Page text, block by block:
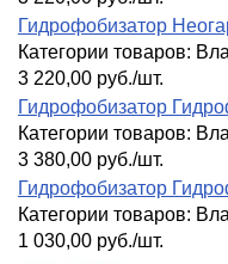
Гидрофобизатор
Категории товаров:
3 220,00 руб./шт.
Гидрофобизатор
Категории товаров:
3 380,00 руб./шт.
Гидрофобизатор
Категории товаров:
1 030,00 руб./шт.